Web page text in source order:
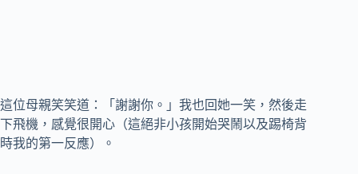
這位母親笑笑道：「謝謝你。」我也回她一笑，然後走
下飛機，感覺很開心（這絕非小孩開始哭鬧以及踢椅背
時我的第一反應）。